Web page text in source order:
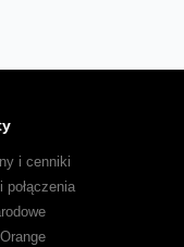
i cenniki
połączenia